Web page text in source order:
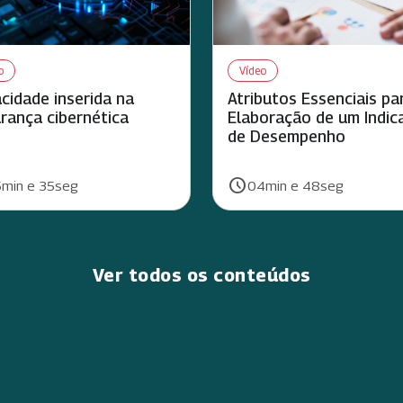
inserida na
cibernética
e 35seg
Vídeo
Atributos Essenciais
Elaboração de um
de Desempenho
Duração:
schedule04min e 48seg
Ver todos os conteúdos